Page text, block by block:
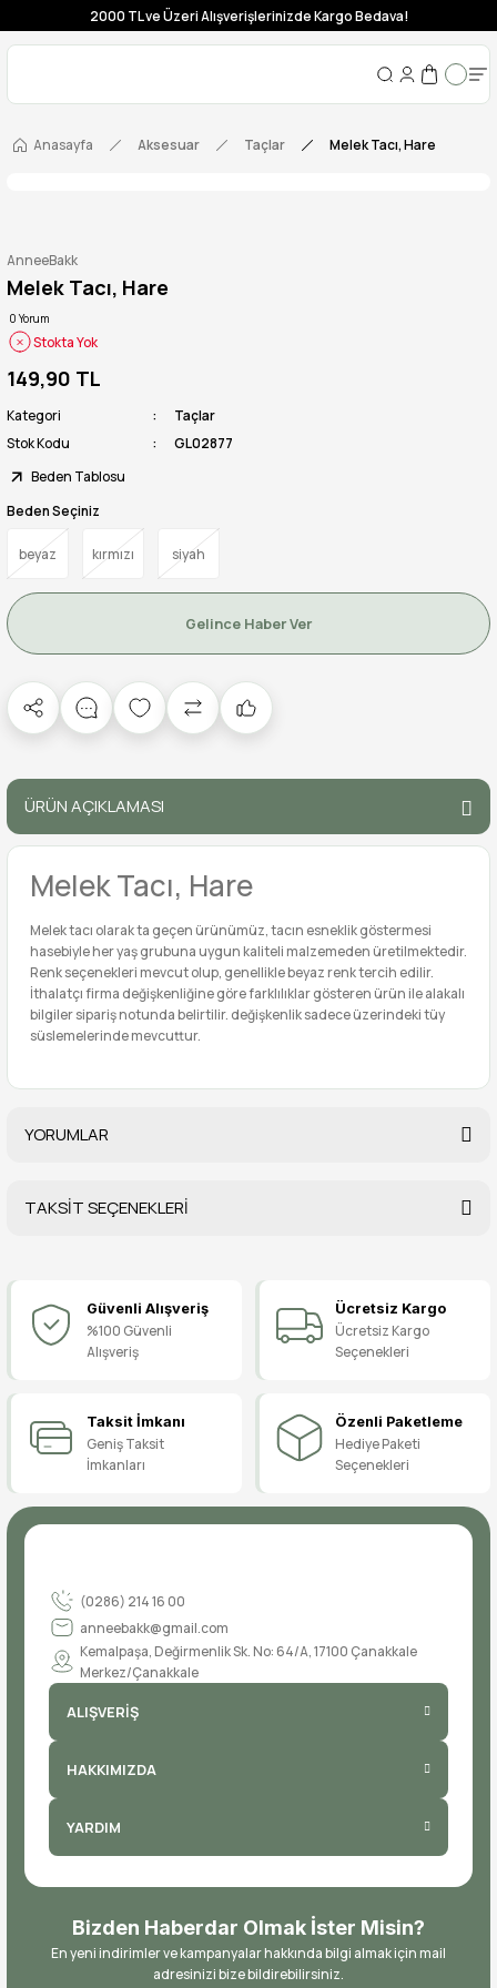
2000 TL ve Üzeri Alışverişlerinizde Kargo Bedava!
Anasayfa Aksesuar Taçlar Melek Tacı, Hare
AnneeBakk
Melek Tacı, Hare
0 Yorum
Stokta Yok
149,90 TL
Kategori
Taçlar
Stok Kodu
GL02877
Beden Tablosu
Beden Seçiniz
beyaz kırmızı siyah
Gelince Haber Ver
ÜRÜN AÇIKLAMASI
Melek Tacı, Hare
Melek tacı olarak ta geçen ürünümüz, tacın esneklik göstermesi
hasebiyle her yaş grubuna uygun kaliteli malzemeden üretilmektedir.
Renk seçenekleri mevcut olup, genellikle beyaz renk tercih edilir.
İthalatçı firma değişkenliğine göre farklılıklar gösteren ürün ile alakalı
bilgiler sipariş notunda belirtilir. değişkenlik sadece üzerindeki tüy
süslemelerinde mevcuttur.
YORUMLAR
Yorum Yaz
TAKSİT SEÇENEKLERİ
Güvenli Alışveriş
%100 Güvenli
Alışveriş
Ücretsiz Kargo
Ücretsiz Kargo
Seçenekleri
Taksit İmkanı
Geniş Taksit
İmkanları
Özenli Paketleme
Hediye Paketi
Seçenekleri
(0286) 214 16 00
anneebakk@gmail.com
Kemalpaşa, Değirmenlik Sk. No: 64/A, 17100 Çanakkale
Merkez/Çanakkale
ALIŞVERİŞ
HAKKIMIZDA
YARDIM
Bizden Haberdar Olmak İster Misin?
En yeni indirimler ve kampanyalar hakkında bilgi almak için mail
adresinizi bize bildirebilirsiniz.